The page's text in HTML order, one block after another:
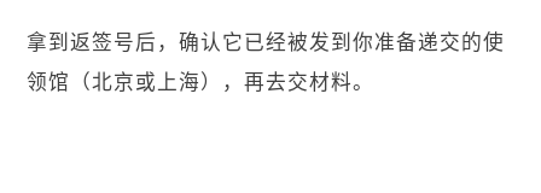
拿到返签号后，确认它已经被发到你准备递交的使
领馆（北京或上海），再去交材料。